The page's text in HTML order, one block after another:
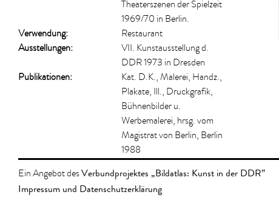
Theaterszenen der Spielzeit
1969/70 in Berlin.
Verwendung:
Restaurant
Ausstellungen:
VII. Kunstausstellung d.
DDR 1973 in Dresden
Publikationen:
Kat. D.K., Malerei, Handz.,
Plakate, Ill., Druckgrafik,
Bühnenbilder u.
Werbemalerei, hrsg. vom
Magistrat von Berlin, Berlin
1988
Ein Angebot desVerbundprojektes „Bildatlas: Kunst in der DDR”
Impressum und Datenschutzerklärung